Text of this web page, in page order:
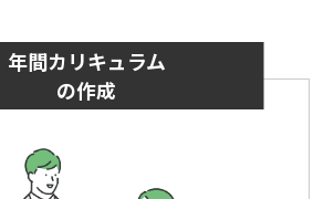
年間カリキュラム
の作成